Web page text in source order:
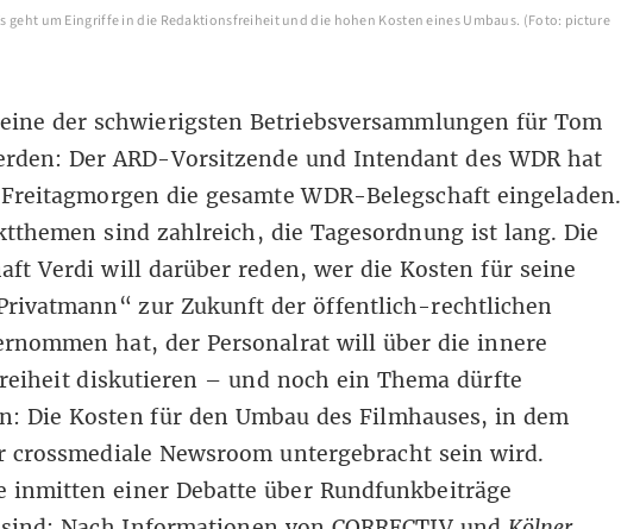
geht um Eingriffe in die Redaktionsfreiheit und die hohen Kosten eines Umbaus. (Foto: picture
der schwierigsten Betriebsversammlungen für Tom
Der ARD-Vorsitzende und Intendant des WDR hat
die gesamte WDR-Belegschaft eingeladen.
sind zahlreich, die Tagesordnung ist lang. Die
Verdi will darüber reden, wer die Kosten für seine
zur Zukunft der öffentlich-rechtlichen
hat, der Personalrat will über die innere
diskutieren – und noch ein Thema dürfte
Die Kosten für den Umbau des Filmhauses, in dem
Newsroom untergebracht sein wird.
inmitten einer Debatte über Rundfunkbeiträge